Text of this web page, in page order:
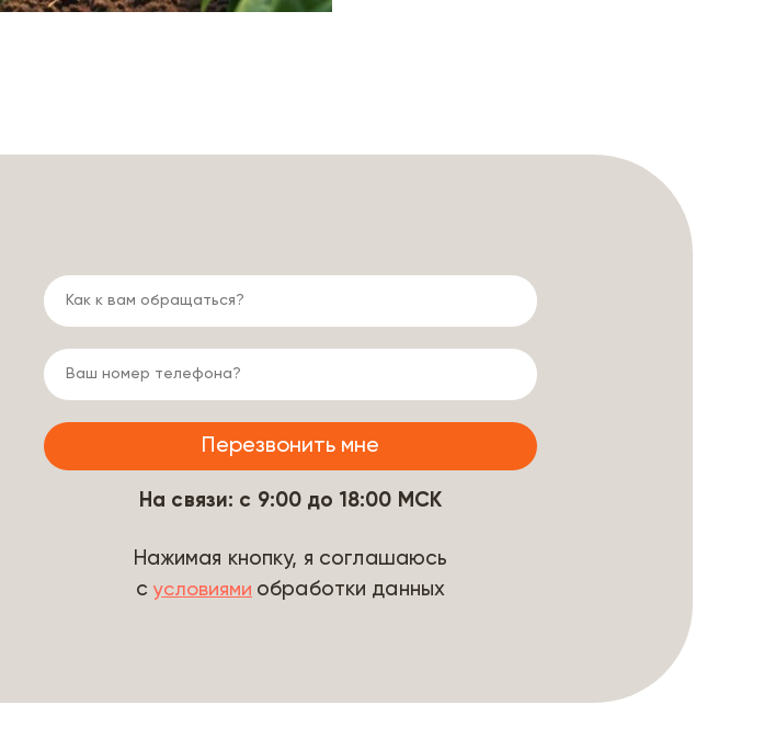
На связи: с 9:00 до 18:00 МСК
Нажимая кнопку, я соглашаюсь
с условиями обработки данных